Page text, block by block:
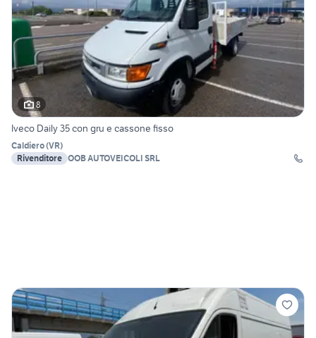
8
Iveco Daily 35 con gru e cassone fisso
Caldiero(VR)
Rivenditore OOB AUTOVEICOLI SRL